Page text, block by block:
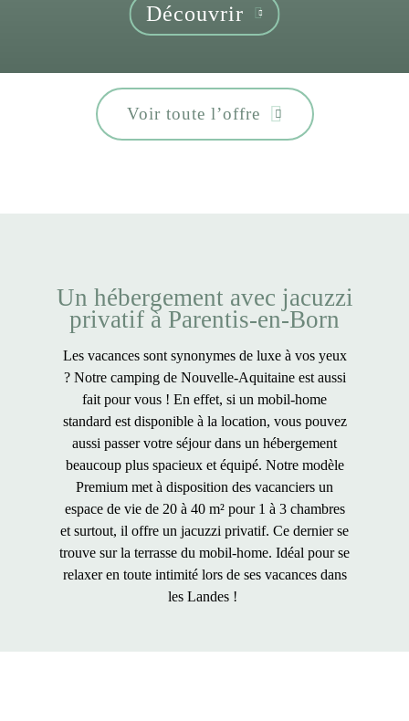
Découvrir
Voir toute l’offre
Un hébergement avec jacuzzi
privatif à Parentis-en-Born
Les vacances sont synonymes de luxe à vos yeux
? Notre camping de Nouvelle-Aquitaineest aussi
fait pour vous ! En effet, si un mobil-home
standard est disponible à la location, vous pouvez
aussi passer votre séjour dans un hébergement
beaucoup plus spacieux et équipé. Notre modèle
Premium met à disposition des vacanciers un
espace de vie de 20 à 40 m² pour 1 à 3 chambres
et surtout, il offre un jacuzzi privatif. Ce dernier se
trouve sur la terrasse du mobil-home. Idéal pour se
relaxer en toute intimité lors de sesvacances dans
les Landes !